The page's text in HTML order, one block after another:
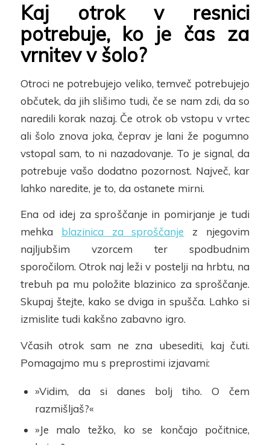
Kaj otrok v resnici
potrebuje, ko je čas za
vrnitev v šolo?
Otroci ne potrebujejo veliko, temveč potrebujejo
občutek, da jih slišimo tudi, če se nam zdi, daso
naredili korak nazaj. Če otrok ob vstopu v vrtec
ali šolo znova joka, čeprav je lani že pogumno
vstopal sam, to ni nazadovanje. To je signal, da
potrebuje vašo dodatno pozornost. Največ, kar
lahko naredite, je to, da ostanete mirni.
Ena od idej za sproščanje in pomirjanje je tudi
mehka blazinica za sproščanje z njegovim
najljubšim vzorcem ter spodbudnim
sporočilom. Otrok naj leži v postelji na hrbtu, na
trebuh pa mu položite blazinico za sproščanje.
Skupaj štejte, kako se dviga in spušča. Lahko si
izmislite tudi kakšno zabavno igro.
Včasih otrok sam ne zna ubesediti, kaj čuti.
Pomagajmo mu s preprostimi izjavami:
»Vidim, da si danes bolj tiho.O čem
razmišljaš?«
»Je malo težko, ko se končajo počitnice,